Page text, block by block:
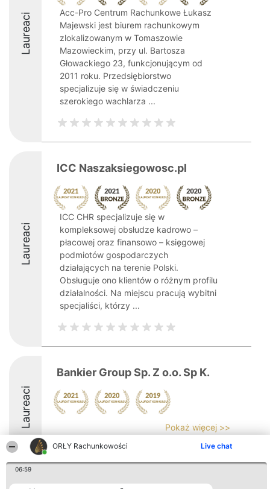
ORŁY Rachunkowości Live chat
06:59
Laureaci
Acc-Pro Centrum Rachunkowe Łukasz
Majewski jest biurem rachunkowym
zlokalizowanym w Tomaszowie
Mazowieckim, przy ul. Bartosza
Głowackiego 23, funkcjonującym od
2011 roku. Przedsiębiorstwo
specjalizuje się w świadczeniu
szerokiego wachlarza ...
Laureaci
ICC Naszaksiegowosc.pl
ICC CHR specjalizuje się w
kompleksowej obsłudze kadrowo –
płacowej oraz finansowo – księgowej
podmiotów gospodarczych
działających na terenie Polski.
Obsługuje ono klientów o różnym profilu
działalności. Na miejscu pracują wybitni
specjaliści, którzy ...
Laureaci
Bankier Group Sp. Z o.o. Sp K.
Pokaż więcej >>